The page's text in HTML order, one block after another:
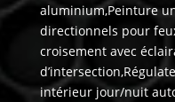
aluminium,Peinture
directionnels pour
croisement avec
intérieur jour/nuit